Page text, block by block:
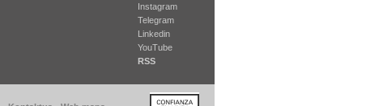
Instagram
Telegram
Linkedin
YouTube
RSS